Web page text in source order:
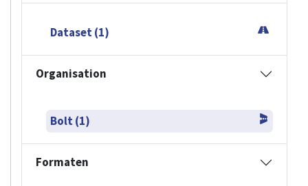
Dataset (1)
Organisation
Bolt (1)
Formaten